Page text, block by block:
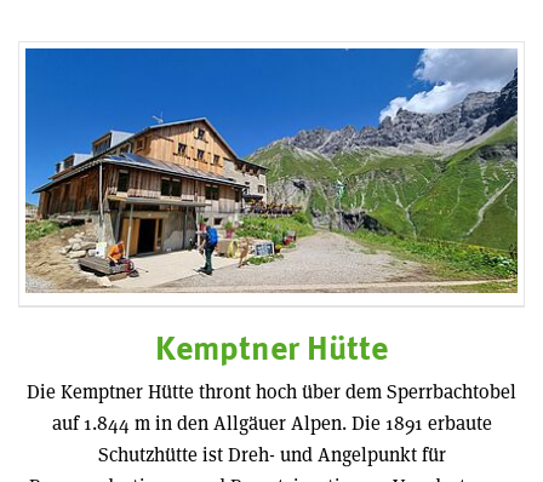
Kemptner Hütte
Die Kemptner Hütte thront hoch über dem Sperrbachtobel
auf 1.844 m in den Allgäuer Alpen. Die 1891 erbaute
Schutzhütte ist Dreh- und Angelpunkt für